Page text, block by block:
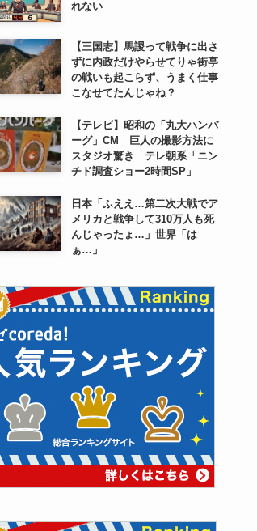
れない
【三国志】馬謖って戦争に出さ
ずに内政だけやらせてりゃ街亭
の戦いも起こらず、うまく仕事
こなせてたんじゃね？
【テレビ】昭和の「丸大ハンバ
ーグ」CM 巨人の撮影方法に
スタジオ驚き テレ朝系「ニン
チド調査ショー2時間SP」
日本「ふええ…第二次大戦でア
メリカと戦争して310万人も死
んじゃったょ…」世界「は
ぁ…」